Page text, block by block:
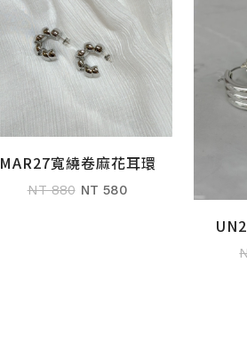
加入購物車
MAR27寬繞卷麻花耳環
NT 880 NT 580